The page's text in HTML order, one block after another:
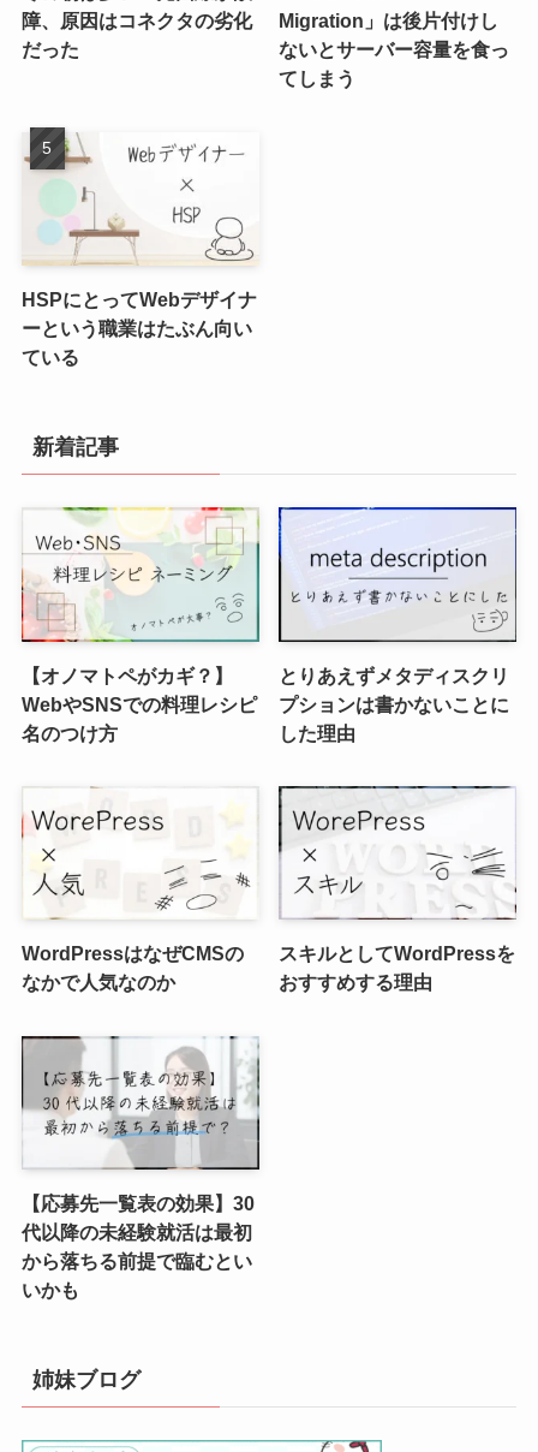
障、原因はコネクタの劣化
だった
Migration」は後片付けし
ないとサーバー容量を食っ
てしまう
HSPにとってWebデザイナ
ーという職業はたぶん向い
ている
新着記事
【オノマトペがカギ？】
WebやSNSでの料理レシピ
名のつけ方
とりあえずメタディスクリ
プションは書かないことに
した理由
WordPressはなぜCMSの
なかで人気なのか
スキルとしてWordPressを
おすすめする理由
【応募先一覧表の効果】30
代以降の未経験就活は最初
から落ちる前提で臨むとい
いかも
姉妹ブログ